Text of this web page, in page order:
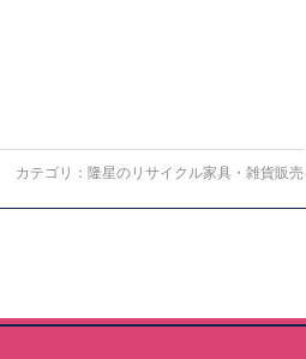
カテゴリ： 隆星のリサイクル家具・雑貨販売